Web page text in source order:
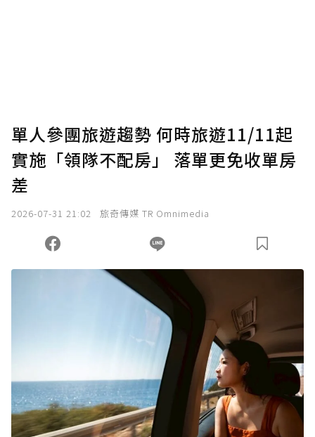
確認送出
您當前剩餘 U 利點數：0點；前往 購買點數
單人參團旅遊趨勢 何時旅遊11/11起
實施「領隊不配房」 落單更免收單房
差
2026-07-31 21:02 旅奇傳媒 TR Omnimedia